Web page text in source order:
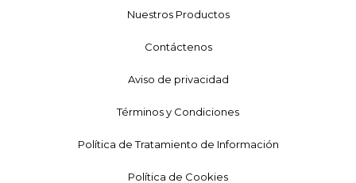
Nuestros Productos
Contáctenos
Aviso de privacidad
Términos y Condiciones
Política de Tratamiento de Información
Política de Cookies